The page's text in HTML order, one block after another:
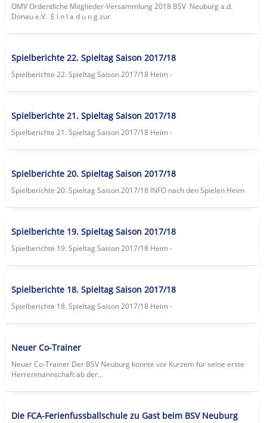
OMV Ordentliche Mitglieder-Versammlung 2018 BSV Neuburg a.d.
Donau e.V. E i n l a d u n g zur
Spielberichte 22. Spieltag Saison 2017/18
Spielberichte 22. Spieltag Saison 2017/18 Heim -
Spielberichte 21. Spieltag Saison 2017/18
Spielberichte 21. Spieltag Saison 2017/18 Heim -
Spielberichte 20. Spieltag Saison 2017/18
Spielberichte 20. Spieltag Saison 2017/18 lNFO nach den Spielen Heim
Spielberichte 19. Spieltag Saison 2017/18
Spielberichte 19. Spieltag Saison 2017/18 Heim -
Spielberichte 18. Spieltag Saison 2017/18
Spielberichte 18. Spieltag Saison 2017/18 Heim -
Neuer Co-Trainer
Neuer Co-Trainer Der BSV Neuburg konnte vor Kurzem für seine erste
Herrenmannschaft ab der...
Die FCA-Ferienfussballschule zu Gast beim BSV Neuburg